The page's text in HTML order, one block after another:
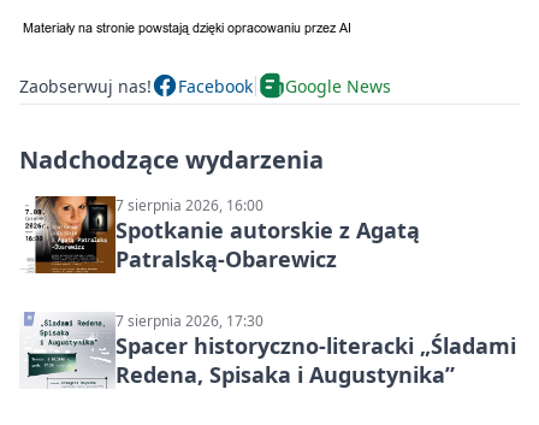
Zaobserwuj nas! Facebook Google News
Nadchodzące wydarzenia
7 sierpnia 2026, 16:00
Spotkanie autorskie z Agatą
Patralską-Obarewicz
7 sierpnia 2026, 17:30
Spacer historyczno-literacki „Śladami
Redena, Spisaka i Augustynika”